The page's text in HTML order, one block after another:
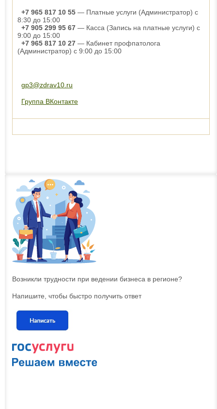
+7 965 817 10 55 — Платные услуги (Администратор) с
8:30 до 15:00
+7 905 299 95 67 — Касса (Запись на платные услуги) с
9:00 до 15:00
+7 965 817 10 27 — Кабинет профпатолога
(Администратор) с 9:00 до 15:00
gp3@zdrav10.ru
Группа ВКонтакте
Возникли трудности при ведении бизнеса в регионе?
Напишите, чтобы быстро получить ответ